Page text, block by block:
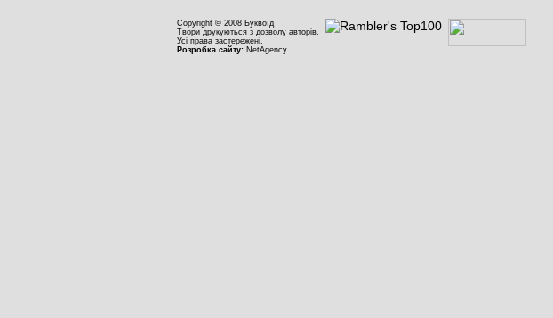
Copyright © 2008 Буквоїд
Твори друкуються з дозволу авторів.
Усі права застережені.
Розробка сайту: NetAgency.